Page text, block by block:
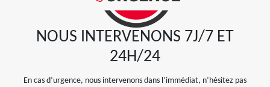
NOUS INTERVENONS 7J/7 ET
24H/24
En cas d’urgence, nous intervenons dans l’immédiat, n’hésitez pas